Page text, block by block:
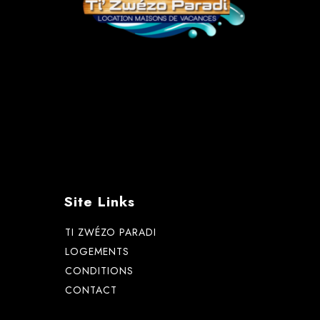
Site Links
TI ZWÉZO PARADI
LOGEMENTS
CONDITIONS
CONTACT